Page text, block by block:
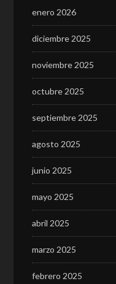
enero 2026
diciembre 2025
noviembre 2025
octubre 2025
septiembre 2025
agosto 2025
junio 2025
mayo 2025
abril 2025
marzo 2025
febrero 2025